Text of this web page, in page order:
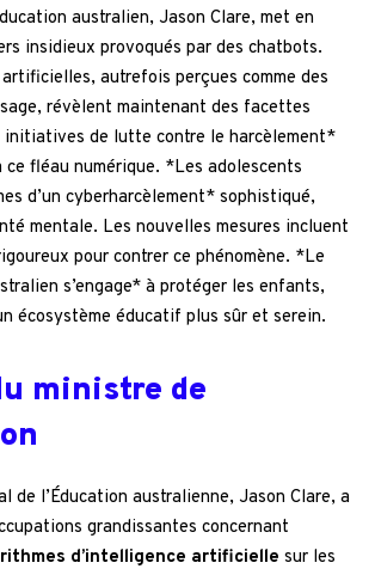
australien, Jason Clare, met en
insidieux provoqués par des chatbots.
autrefois perçues comme des
révèlent maintenant des facettes
initiatives de lutte contre le harcèlement*
ce fléau numérique. *Les adolescents
d’un cyberharcèlement* sophistiqué,
mentale. Les nouvelles mesures incluent
pour contrer ce phénomène. *Le
s’engage* à protéger les enfants,
écosystème éducatif plus sûr et serein.
ministre de
de l’Éducation australienne, Jason Clare, a
grandissantes concernant
d’intelligence artificielle sur les